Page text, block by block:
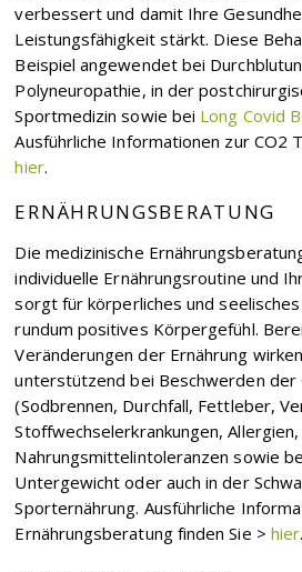
verbessert und damit Ihre
Leistungsfähigkeit stärkt. Diese
Beispiel angewendet bei
Polyneuropathie, in der
Sportmedizin sowie bei Long Covid
Ausführliche Informationen zur CO2
hier.
ERNÄHRUNGSBERATUNG
Die medizinische
individuelle Ernährungsroutine und
sorgt für körperliches und
rundum positives Körpergefühl.
Veränderungen der Ernährung
unterstützend bei Beschwerden
(Sodbrennen, Durchfall, Fettleber,
Stoffwechselerkrankungen, Allergien,
Nahrungsmittelintoleranzen sowie
Untergewicht oder auch in der
Sporternährung. Ausführliche
Ernährungsberatung finden Sie > hier.